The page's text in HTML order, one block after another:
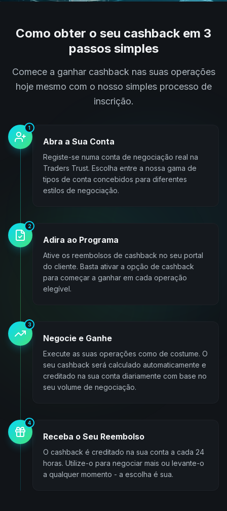
Como obter o seu cashback em 3
passos simples
Comece a ganhar cashback nas suas operações
hoje mesmo com o nosso simples processo de
inscrição.
1
Abra a Sua Conta
Registe-se numa conta de negociação real na
Traders Trust. Escolha entre a nossa gama de
tipos de conta concebidos para diferentes
estilos de negociação.
2
Adira ao Programa
Ative os reembolsos de cashback no seu portal
do cliente. Basta ativar a opção de cashback
para começar a ganhar em cada operação
elegível.
3
Negocie e Ganhe
Execute as suas operações como de costume. O
seu cashback será calculado automaticamente e
creditado na sua conta diariamente com base no
seu volume de negociação.
4
Receba o Seu Reembolso
O cashback é creditado na sua conta a cada 24
horas. Utilize-o para negociar mais ou levante-o
a qualquer momento - a escolha é sua.